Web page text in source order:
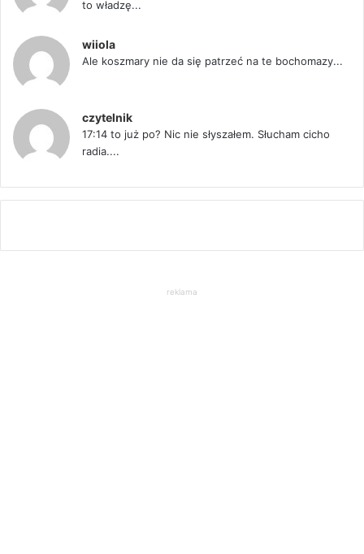
to władzę...
wiiola
Ale koszmary nie da się patrzeć na te bochomazy...
czytelnik
17:14 to już po? Nic nie słyszałem. Słucham cicho
radia....
reklama